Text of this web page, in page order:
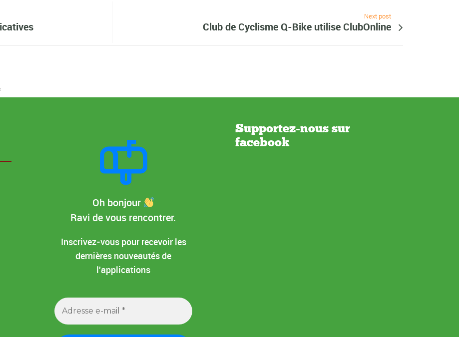
Next post
Club de Cyclisme Q-Bike utilise ClubOnline
Oh bonjour
Ravi de vous rencontrer.
Inscrivez-vous pour recevoir les
dernières nouveautés de
l'applications
Supportez-nous sur
facebook